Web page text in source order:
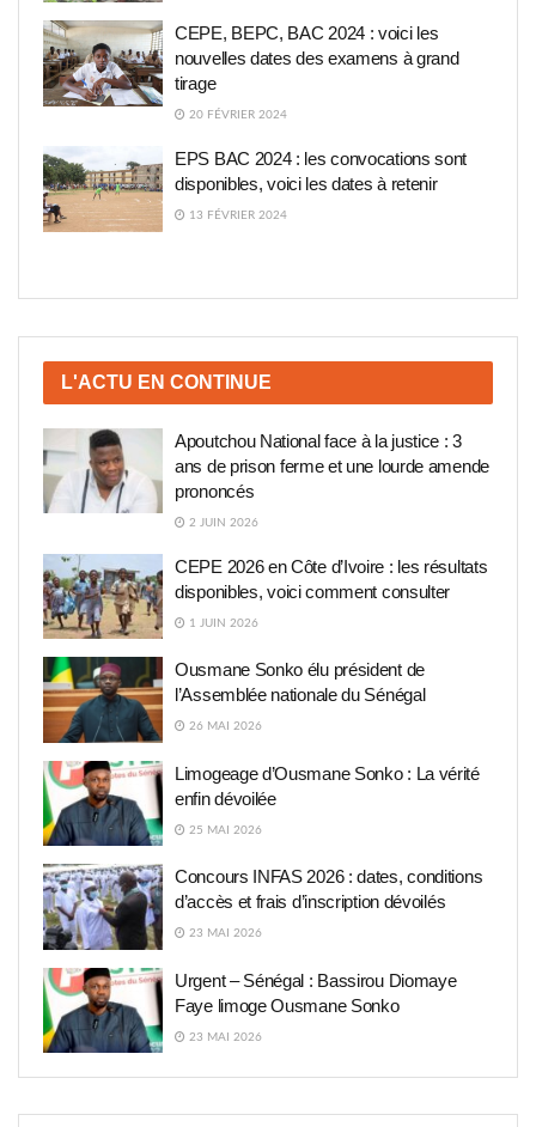
CEPE, BEPC, BAC 2024 : voici les
nouvelles dates des examens à grand
tirage
20 FÉVRIER 2024
EPS BAC 2024 : les convocations sont
disponibles, voici les dates à retenir
13 FÉVRIER 2024
L'ACTU EN CONTINUE
Apoutchou National face à la justice : 3
ans de prison ferme et une lourde amende
prononcés
2 JUIN 2026
CEPE 2026 en Côte d’Ivoire : les résultats
disponibles, voici comment consulter
1 JUIN 2026
Ousmane Sonko élu président de
l’Assemblée nationale du Sénégal
26 MAI 2026
Limogeage d’Ousmane Sonko : La vérité
enfin dévoilée
25 MAI 2026
Concours INFAS 2026 : dates, conditions
d’accès et frais d’inscription dévoilés
23 MAI 2026
Urgent – Sénégal : Bassirou Diomaye
Faye limoge Ousmane Sonko
23 MAI 2026